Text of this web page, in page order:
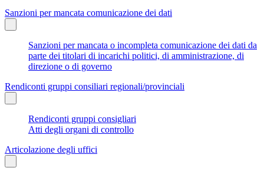
Sanzioni per mancata comunicazione dei dati
Sanzioni per mancata o incompleta comunicazione dei dati da
parte dei titolari di incarichi politici, di amministrazione, di
direzione o di governo
Rendiconti gruppi consiliari regionali/provinciali
Rendiconti gruppi consigliari
Atti degli organi di controllo
Articolazione degli uffici